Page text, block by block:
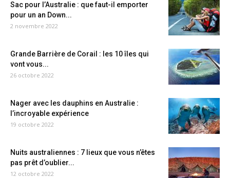
Sac pour l’Australie : que faut-il emporter
pour un an Down...
2 novembre 2022
Grande Barrière de Corail : les 10 îles qui
vont vous...
26 octobre 2022
Nager avec les dauphins en Australie :
l’incroyable expérience
19 octobre 2022
Nuits australiennes : 7 lieux que vous n’êtes
pas prêt d’oublier...
12 octobre 2022